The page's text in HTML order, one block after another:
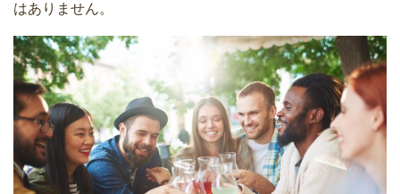
はありません。